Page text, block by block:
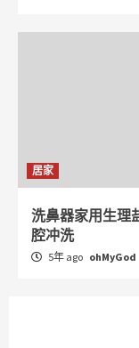
居家
洗鼻器家用生理
腔冲洗
5年 ago ohMyGod